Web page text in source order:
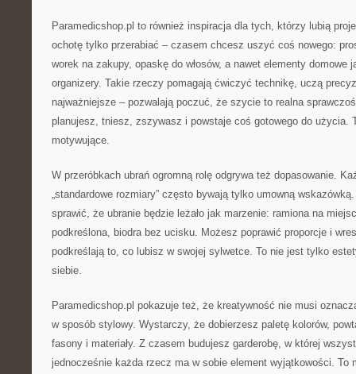
Paramedicshop.pl to również inspiracja dla tych, którzy lubią
ochotę tylko przerabiać – czasem chcesz uszyć coś nowego:
worek na zakupy, opaskę do włosów, a nawet elementy domowe
organizery. Takie rzeczy pomagają ćwiczyć technikę, uczą
najważniejsze – pozwalają poczuć, że szycie to realna
planujesz, tniesz, zszywasz i powstaje coś gotowego do użycia.
motywujące.
W przeróbkach ubrań ogromną rolę odgrywa też dopasowanie.
„standardowe rozmiary” często bywają tylko umowną
sprawić, że ubranie będzie leżało jak marzenie: ramiona na
podkreślona, biodra bez ucisku. Możesz poprawić proporcje i
podkreślają to, co lubisz w swojej sylwetce. To nie jest tylko
siebie.
Paramedicshop.pl pokazuje też, że kreatywność nie musi
w sposób stylowy. Wystarczy, że dobierzesz paletę kolorów,
fasony i materiały. Z czasem budujesz garderobę, w której
jednocześnie każda rzecz ma w sobie element wyjątkowości. To